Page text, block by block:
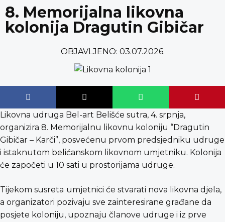
content
8. Memorijalna likovna
kolonija Dragutin Gibičar
OBJAVLJENO: 03.07.2026.
Likovna udruga Bel-art Belišće sutra, 4. srpnja,
organizira 8. Memorijalnu likovnu koloniju “Dragutin
Gibičar – Karči”, posvećenu prvom predsjedniku udruge
i istaknutom belićanskom likovnom umjetniku. Kolonija
će započeti u 10 sati u prostorijama udruge.
Tijekom susreta umjetnici će stvarati nova likovna djela,
a organizatori pozivaju sve zainteresirane građane da
posjete koloniju, upoznaju članove udruge i iz prve